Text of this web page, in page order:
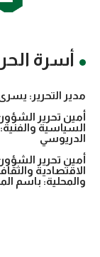
أسرة
مدير التحرير:
أمين تحرير
السياسية
الدريوسي
أمين تحرير
الاقتصادية
والمحلية: باسم